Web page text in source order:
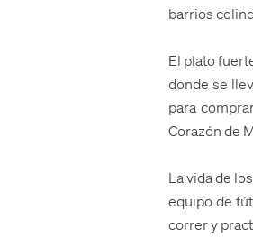
barrios
El plato
donde se
para
Corazón de
La vida de
equipo de
correr y